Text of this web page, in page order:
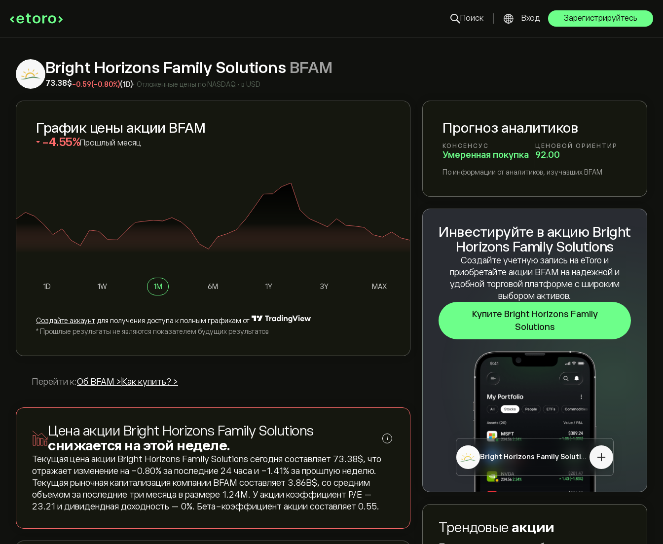
Поиск Вход Зарегистрируйтесь
Bright Horizons Family Solutions BFAM
73.38‎$‎-0.59(-0.80%)(1D)• Отложенные цены по NASDAQ • в USD
Прогноз аналитиков
КОНСЕНСУС
Умеренная покупка
ЦЕНОВОЙ ОРИЕНТИР
92.00
По информации от аналитиков, изучавших BFAM
Инвестируйте в акцию Bright
Horizons Family Solutions
Создайте учетную запись на eToro и
приобретайте акции BFAM на надежной и
удобной торговой платформе с широким
выбором активов.
Купите Bright Horizons Family
Solutions
Bright Horizons Family Solutions BFAM
Трендовые акции
График цены акции BFAM
‎-4.55‎ Прошлый месяц
1D 1W 1M 6M 1Y 3Y MAX
Cоздайте аккаунт для получения доступа к полным графикам от
* Прошлые результаты не являются показателем будущих результатов
Перейти к:Об BFAM > Как купить? >
Цена акции Bright Horizons Family Solutions
снижается на этой неделе.
i
Текущая цена акции Bright Horizons Family Solutions сегодня составляет 73.38‎$‎, что
отражает изменение на ‎-0.80‎% за последние 24 часа и ‎-1.41‎% за прошлую неделю.
Текущая рыночная капитализация компании BFAM составляет 3.86B‎$‎, со средним
объемом за последние три месяца в размере 1.24M. У акции коэффициент P/E —
23.21 и дивидендная доходность — 0%. Бета-коэффициент акции составляет 0.55.